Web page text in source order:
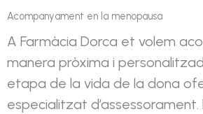
Acompanyament en la menopausa
A Farmàcia Dorca et volem
manera pròxima i
etapa de la vida de la dona
especialitzat